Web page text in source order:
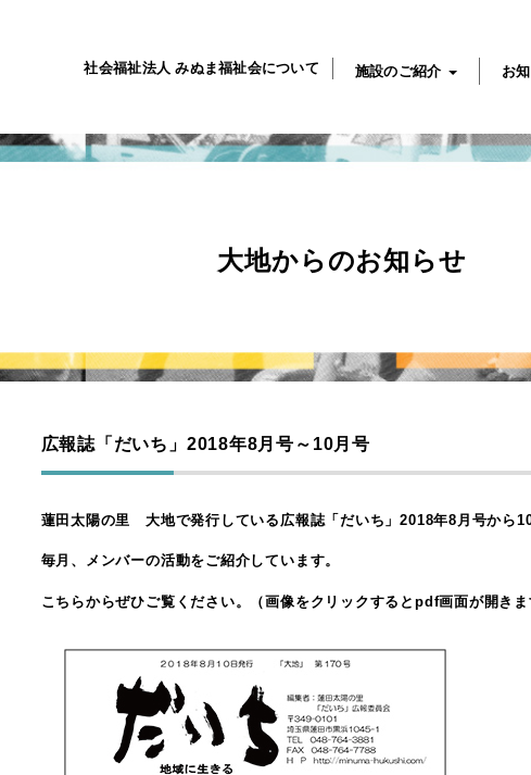
社会福祉法人 みぬま福祉会について 施設のご紹介 お
大地からのお知らせ
広報誌「だいち」2018年8月号～10月号
蓮田太陽の里 大地で発行している広報誌「だいち」2018年8月号から10
毎月、メンバーの活動をご紹介しています。
こちらからぜひご覧ください。（画像をクリックするとpdf画面が開きま